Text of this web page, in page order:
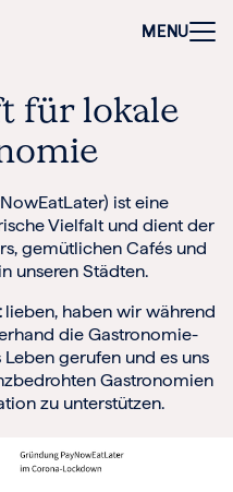
MENU
allgemein
Mitarbeiter
in Erinnerung
& Benefits
individualisierbar
für Firmen
kaufen
Allgemein
für dich
für lokale
ist eine
Vielfalt und dient der
gemütlichen Cafés und
unseren Städten.
lieben, haben wir während
die Gastronomie-
gerufen und es uns
Gastronomien
zu unterstützen.